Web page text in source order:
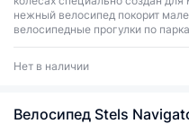
нежный велосипед покорит
велосипедные прогулки по
обучения катанию на нежном
Нет в наличии
Велосипед Stels